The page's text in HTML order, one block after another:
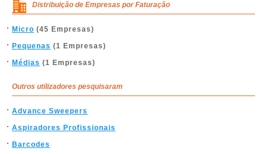
Distribuição de Empresas por Faturação
Micro (45 Empresas)
Pequenas (1 Empresas)
Médias (1 Empresas)
Outros utilizadores pesquisaram
Advance Sweepers
Aspiradores Profissionais
Barcodes